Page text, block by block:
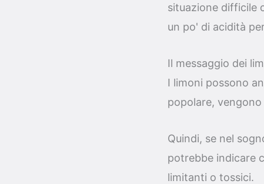
situazione difficile
un po' di acidità
Il messaggio dei
I limoni possono
popolare,
Quindi, se nel
potrebbe indicare
limitanti o tossici.